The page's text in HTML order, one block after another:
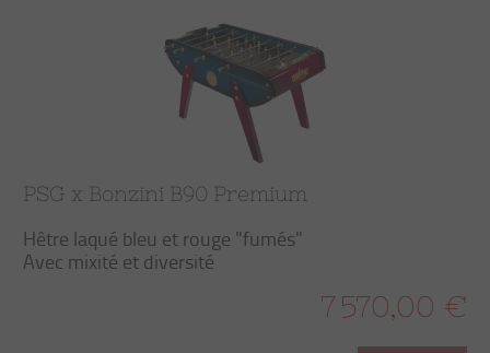
PSG x Bonzini B90 Premium
Hêtre laqué bleu et rouge "fumés"
Avec mixité et diversité
7 570,00 €